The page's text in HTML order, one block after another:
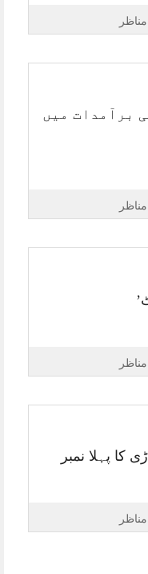
مناظر
برآمدات میں
مناظر
مناظر
پہلا نمبر
مناظر